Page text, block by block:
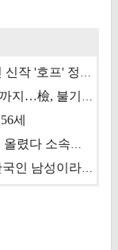
메가박스중앙 회생 절차 돌입, 나홍진 신작 '호프' 정상 개봉에 쏠린 시선 [상반기 결산 기획]
민희진 입사 동의서부터 무속인 카톡까지…檢, 불기소 처분 근거들 [이슈&톡]
세
아이돌 연습생 A씨, SNS에 남자 사진 올렸다 소속사 퇴출
대만 인플루언서, 중국인에게 맞고 한국인 남성이라 진술 '후폭풍'